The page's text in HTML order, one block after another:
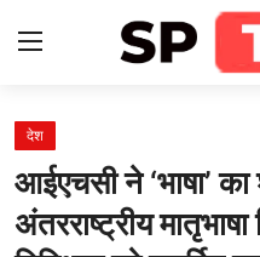
Home
देश
आईएचसी ने ‘भाषा’
अंतरराष्ट्रीय